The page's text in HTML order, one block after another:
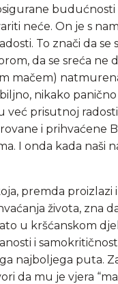
budućnosti
neće. On je s
To znači da se
da se sreća ne
mačem)
nikako panično
već prisutnoj
i prihvaćene
I onda kada naši
premda proizlazi
života, zna
u kršćanskom
i
najboljega puta.
da mu je vjera